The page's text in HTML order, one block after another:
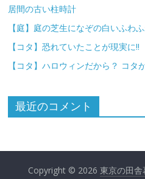
居間の古い柱時計
【庭】庭の芝生になぞの白いふわ
【コタ】恐れていたことが現実に!!
【コタ】ハロウィンだから？ コタ
最近のコメント
Copyright © 2026東京の田舎